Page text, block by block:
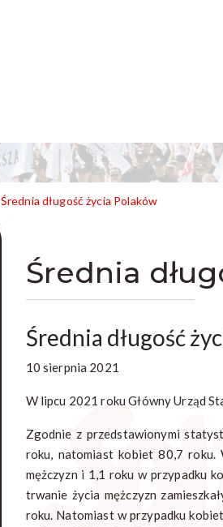
Średnia długość życia Polaków
Średnia
Średnia długość
10 sierpnia 2021
W lipcu 2021 roku Główny Urząd
Zgodnie z przedstawionymi
roku, natomiast kobiet 80,7
mężczyzn i 1,1 roku w przypadku
trwanie życia mężczyzn
roku. Natomiast w przypadku